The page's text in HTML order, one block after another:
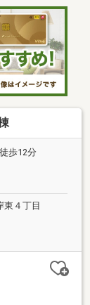
歩12分
東４丁目